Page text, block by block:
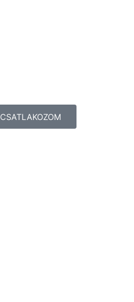
CSATLAKOZOM